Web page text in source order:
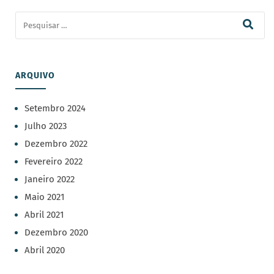
ARQUIVO
Setembro 2024
Julho 2023
Dezembro 2022
Fevereiro 2022
Janeiro 2022
Maio 2021
Abril 2021
Dezembro 2020
Abril 2020